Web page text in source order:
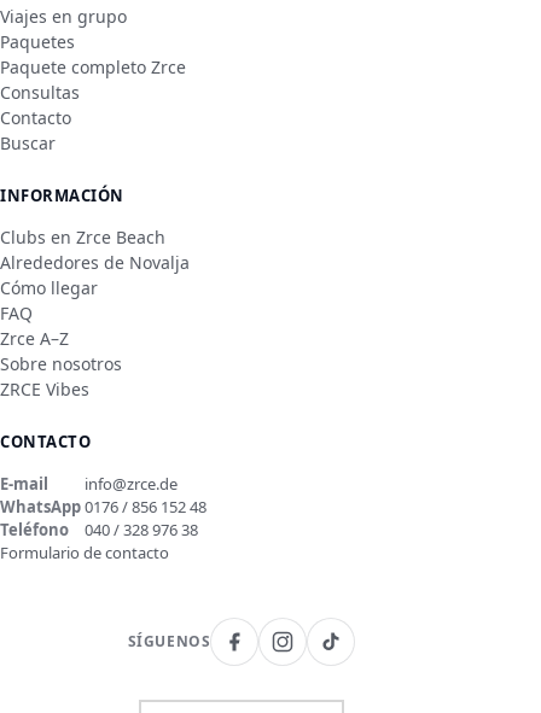
Viajes en grupo
Paquetes
Paquete completo Zrce
Consultas
Contacto
Buscar
INFORMACIÓN
Clubs en Zrce Beach
Alrededores de Novalja
Cómo llegar
FAQ
Zrce A–Z
Sobre nosotros
ZRCE Vibes
CONTACTO
E-mail
info@zrce.de
WhatsApp0176 / 856 152 48
Teléfono
040 / 328 976 38
Formulario de contacto
SÍGUENOS